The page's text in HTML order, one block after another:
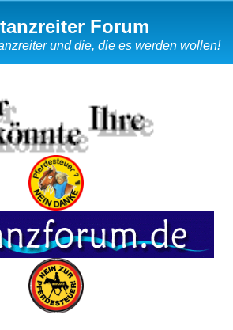
Forum
und die, die es werden wollen!